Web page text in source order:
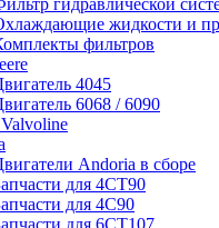
гидравлической
жидкости и
фильтров
4045
6068 / 6090
Andoria в сборе
для 4CT90
для 4С90
для 6CT107